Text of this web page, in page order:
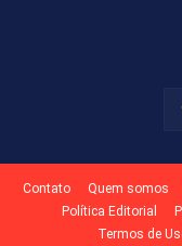
Contato Quem somos
Política Editorial
Termos de